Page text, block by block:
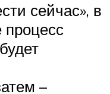
сейчас», в
процесс
–